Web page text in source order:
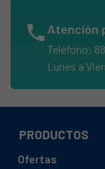
Falmec,
Falmec,
Falmec,
Falmec,
phone Atención
Teléfono:
Lunes a
PRODUCTOS
Ofertas